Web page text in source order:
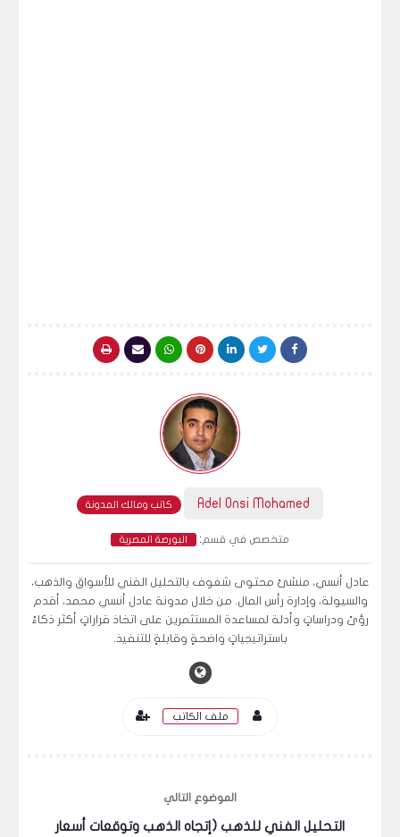
Adel Onsi Mohamed كاتب ومالك المدونة
متخصص في قسم : البورصة المصرية
عادل أنسي، منشئ محتوى شغوف بالتحليل الفني للأسواق والذهب،
والسيولة، وإدارة رأس المال. من خلال مدونة عادل أنسي محمد، أقدم
رؤىً ودراساتٍ وأدلة لمساعدة المستثمرين على اتخاذ قراراتٍ أكثر ذكاءً
باستراتيجياتٍ واضحةٍ وقابلةٍ للتنفيذ.
ملف الكاتب
الموضوع التالي
التحليل الفني للذهب (إتجاه الذهب وتوقعات أسعار